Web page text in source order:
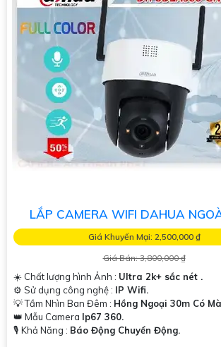
LẮP CAMERA WIFI DAHUA
Giá Khuyến Mại: 2,500,000 ₫
Giá Bán: 3,800,000 ₫
☀️ Chất lượng hình Ảnh : Ultra 2k+ sắc nét .
⚙ Sử dụng công nghệ : IP Wifi.
💡 Tầm Nhìn Ban Đêm : Hồng Ngoại 30m Có
👑 Mẫu Camera Ip67 360.
️🎙 Khả Năng : Báo Động Chuyển Động.